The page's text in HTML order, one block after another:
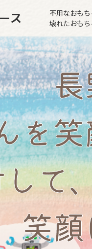
ス
不用なおも
壊れたおもち
を
て
笑